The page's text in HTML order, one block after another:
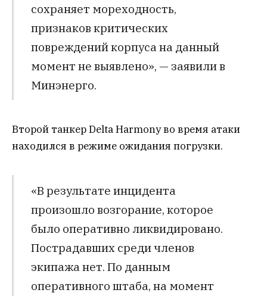
сохраняет мореходность,
признаков критических
повреждений корпуса на данный
момент не выявлено», — заявили в
Минэнерго.
Второй танкер Delta Harmony во время атаки
находился в режиме ожидания погрузки.
«В результате инцидента
произошло возгорание, которое
было оперативно ликвидировано.
Пострадавших среди членов
экипажа нет. По данным
оперативного штаба, на момент